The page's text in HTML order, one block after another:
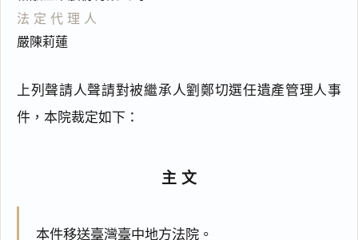
法定代理人
嚴陳莉蓮
上列聲請人聲請對被繼承人劉鄭切選任遺產管理人事
件，本院裁定如下：
主文
本件移送臺灣臺中地方法院。